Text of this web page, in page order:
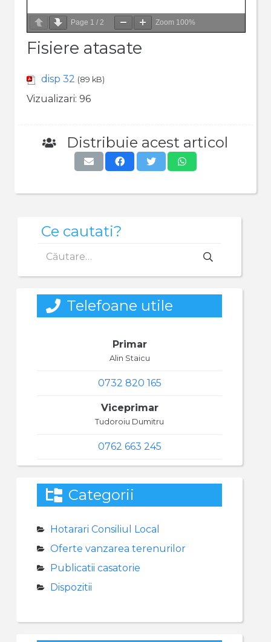
Page 1 / 2 Zoom 100%
Fisiere atasate
disp 32 (89 kB)
Vizualizari: 96
Distribuie acest articol
Ce cautati?
după:
Telefoane utile
Primar
Alin Staicu
0732 820 165
Viceprimar
Tudoroiu Dumitru
0762 663 245
Categorii
Hotarari Consiliul Local
Oferte vanzarea terenurilor
Publicatii casatorie
Dispozitii